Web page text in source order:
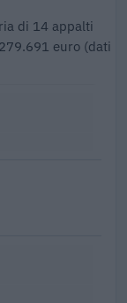
di 14 appalti
euro (dati